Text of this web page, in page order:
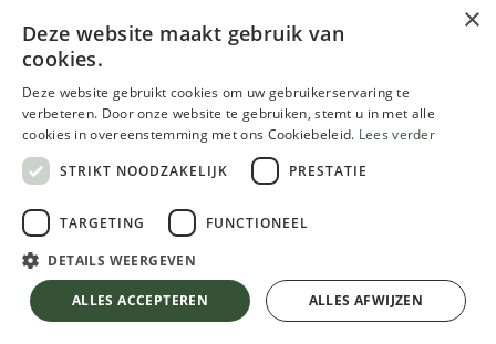
Donderdag:❌ Gesloten
Vrijdag:09:00 - 12:30 | 13:30 - 17:00
Zaterdag:09:00 - 12:30 | 13:30 - 17:00
Zondag:❌ Gesloten
Nous suivre
Instagram
Inschrijven op onze nieuwsbrief
×
Deze website maakt gebruik van
cookies.
Deze website gebruikt cookies om uw gebruikerservaring te
verbeteren. Door onze website te gebruiken, stemt u in met alle
cookies in overeenstemming met ons Cookiebeleid. Lees verder
STRIKT NOODZAKELIJK
PRESTATIE
TARGETING FUNCTIONEEL
DETAILS WEERGEVEN
ALLES ACCEPTEREN ALLES AFWIJZEN